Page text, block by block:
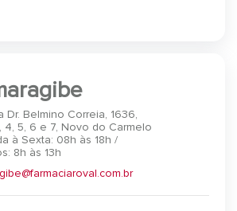
Dr. Belmino Correia, 1636,
4, 5, 6 e 7, Novo do Carmelo
à Sexta: 08h às 18h /
8h às 13h